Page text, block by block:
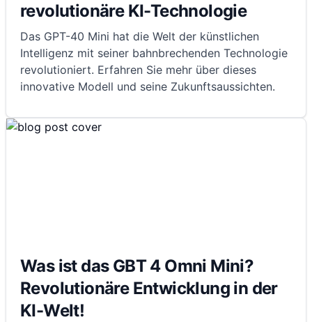
revolutionäre KI-Technologie
Das GPT-40 Mini hat die Welt der künstlichen
Intelligenz mit seiner bahnbrechenden Technologie
revolutioniert. Erfahren Sie mehr über dieses
innovative Modell und seine Zukunftsaussichten.
Was ist das GBT 4 Omni Mini?
Revolutionäre Entwicklung in der
KI-Welt!